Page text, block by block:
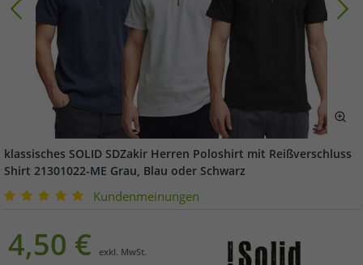
klassisches SOLID SDZakir Herren Poloshirt mit Reißverschluss
Shirt 21301022-ME Grau, Blau oder Schwarz
Kundenmeinungen
4,50 € exkl. MwSt.